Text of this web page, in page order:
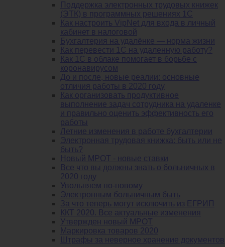
Поддержка электронных трудовых книжек
(ЭТК) в программных решениях 1С
Как настроить VipNet для входа в личный
кабинет в налоговой
Бухгалтерия на удалёнке — норма жизни
Как перевести 1С на удаленную работу?
Как 1С в облаке помогает в борьбе с
коронавирусом
До и после, новые реалии: основные
отличия работы в 2020 году
Как организовать продуктивное
выполнение задач сотрудника на удаленке
и правильно оценить эффективность его
работы
Летние изменения в работе бухгалтерии
Электронная трудовая книжка: быть или не
быть?
Новый МРОТ - новые ставки
Все что вы должны знать о больничных в
2020 году
Увольняем по-новому
Электронным больничным быть
За что теперь могут исключить из ЕГРИП
ККТ 2020. Все актуальные изменения
Утвержден новый МРОТ
Маркировка товаров 2020
Штрафы за неверное хранение документов